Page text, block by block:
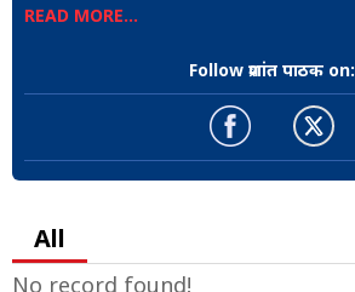
READ MORE...
Follow प्रशांत पाठक on:
All
No record found!